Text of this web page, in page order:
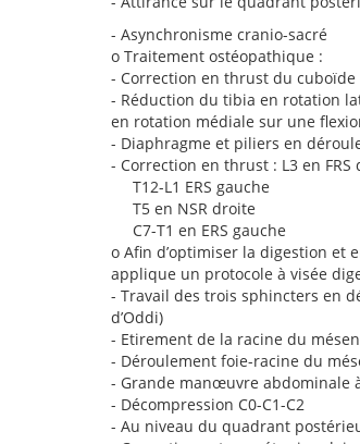
- Asynchronisme cranio-sacré
o Traitement ostéopathique :
- Correction en thrust du
- Réduction du tibia en rotation
en rotation médiale sur une
- Diaphragme et piliers en
- Correction en thrust : L3 en FRS
T12-L1 ERS gauche
T5 en NSR droite
C7-T1 en ERS gauche
o Afin d’optimiser la digestion et
applique un protocole à visée
- Travail des trois sphincters en
d’Oddi)
- Etirement de la racine du
- Déroulement foie-racine du
- Grande manœuvre abdominale
- Décompression C0-C1-C2
- Au niveau du quadrant